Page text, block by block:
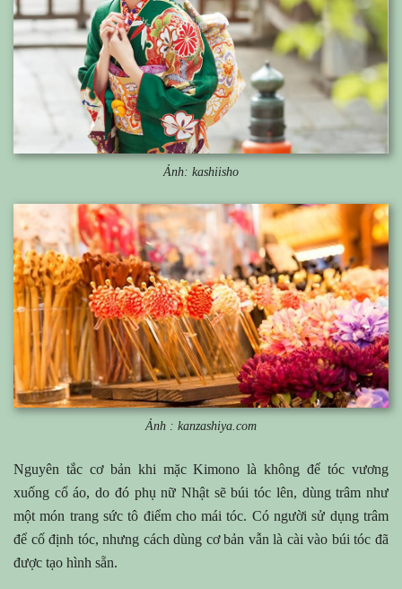
Ảnh: kashiisho
Ảnh : kanzashiya.com
Nguyên tắc cơ bản khi mặc Kimono là không để tóc vương
xuống cổ áo, do đó phụ nữ Nhật sẽ búi tóc lên, dùng trâm như
một món trang sức tô điểm cho mái tóc. Có người sử dụng trâm
để cố định tóc, nhưng cách dùng cơ bản vẫn là cài vào búi tóc đã
được tạo hình sẵn.